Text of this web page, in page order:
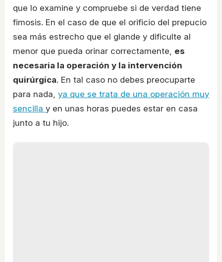
que lo examine y compruebe si de verdad tiene
fimosis. En el caso de que el orificio del prepucio
sea más estrecho que el glande y dificulte al
menor que pueda orinar correctamente, es
necesaria la operación y la intervención
quirúrgica. En tal caso no debes preocuparte
para nada, ya que se trata de una operación muy
sencilla y en unas horas puedes estar en casa
junto a tu hijo.